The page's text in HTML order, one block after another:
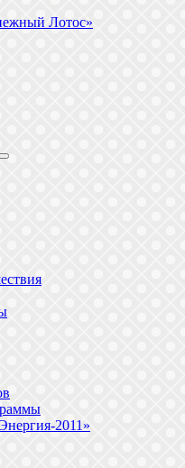
Лотос»
Искать
2011»